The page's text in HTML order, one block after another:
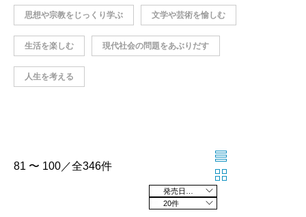
思想や宗教をじっくり学ぶ 文学や芸術を愉しむ
生活を楽しむ 現代社会の問題をあぶりだす
人生を考える
81 〜 100／全346件
20件